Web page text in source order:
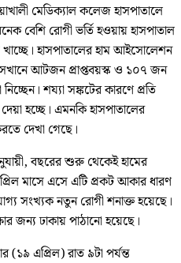
মেডিক্যাল কলেজ হাসপাতালে
বেশি রোগী ভর্তি হওয়ায় হাসপাতাল
খাচ্ছে। হাসপাতালের হাম আইসোলেশন
আটজন প্রাপ্তবয়স্ক ও ১০৭ জন
শয্যা সঙ্কটের কারণে প্রতি
হচ্ছে। এমনকি হাসপাতালের
দেখা গেছে।
বছরের শুরু থেকেই হামের
মাসে এসে এটি প্রকট আকার ধারণ
সংখ্যক নতুন রোগী শনাক্ত হয়েছে।
জন্য ঢাকায় পাঠানো হয়েছে।
(১৯ এপ্রিল) রাত ৯টা পর্যন্ত